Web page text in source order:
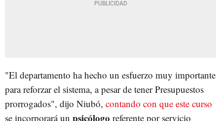
"El departamento ha hecho un esfuerzo muy importante
para reforzar el sistema, a pesar de tener Presupuestos
prorrogados", dijo Niubó, contando con que este curso
se incorporará un psicólogo referente por servicio